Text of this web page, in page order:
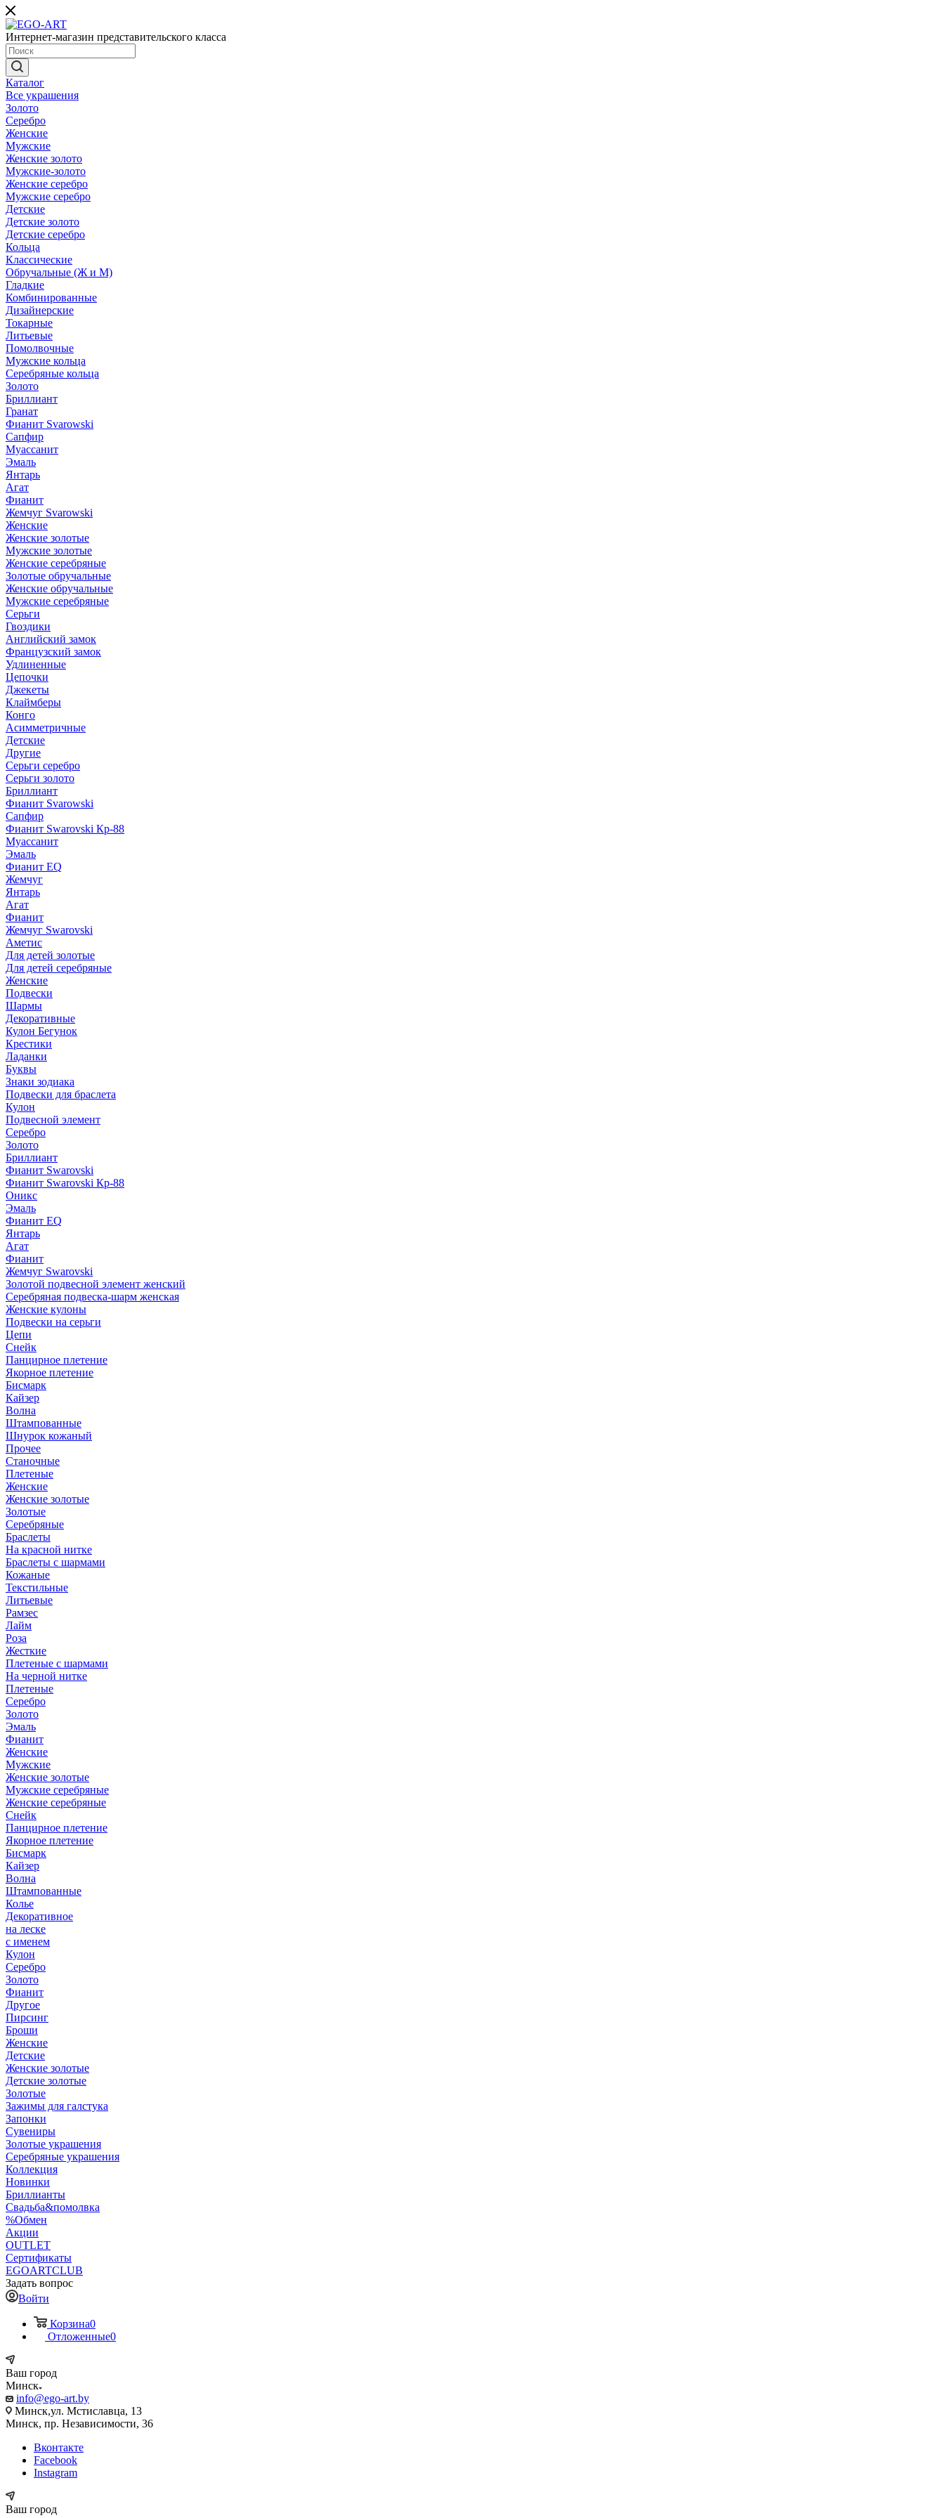
Интернет-магазин представительского класса
Каталог
Все украшения
Золото
Серебро
Женские
Мужские
Женские золото
Мужские-золото
Женские серебро
Мужские серебро
Детские
Детские золото
Детские серебро
Кольца
Классические
Обручальные (Ж и М)
Гладкие
Комбинированные
Дизайнерские
Токарные
Литьевые
Помолвочные
Мужские кольца
Серебряные кольца
Золото
Бриллиант
Гранат
Фианит Svarowski
Сапфир
Муассанит
Эмаль
Янтарь
Агат
Фианит
Жемчуг Svarowski
Женские
Женские золотые
Мужские золотые
Женские серебряные
Золотые обручальные
Женские обручальные
Мужские серебряные
Серьги
Гвоздики
Английский замок
Французский замок
Удлиненные
Цепочки
Джекеты
Клаймберы
Конго
Асимметричные
Детские
Другие
Серьги серебро
Серьги золото
Бриллиант
Фианит Svarowski
Сапфир
Фианит Swarovski Кр-88
Муассанит
Эмаль
Фианит EQ
Жемчуг
Янтарь
Агат
Фианит
Жемчуг Swarovski
Аметис
Для детей золотые
Для детей серебряные
Женские
Подвески
Шармы
Декоративные
Кулон Бегунок
Крестики
Ладанки
Буквы
Знаки зодиака
Подвески для браслета
Кулон
Подвесной элемент
Серебро
Золото
Бриллиант
Фианит Swarovski
Фианит Swarovski Кр-88
Оникс
Эмаль
Фианит EQ
Янтарь
Агат
Фианит
Жемчуг Swarovski
Золотой подвесной элемент женcкий
Серебряная подвеска-шарм женская
Женские кулоны
Подвески на серьги
Цепи
Снейк
Панцирное плетение
Якорное плетение
Бисмарк
Кайзер
Волна
Штампованные
Шнурок кожаный
Прочее
Станочные
Плетеные
Женские
Женские золотые
Золотые
Серебряные
Браслеты
На красной нитке
Браслеты с шармами
Кожаные
Текстильные
Литьевые
Рамзес
Лайм
Роза
Жесткие
Плетеные с шармами
На черной нитке
Плетеные
Серебро
Золото
Эмаль
Фианит
Женские
Мужские
Женские золотые
Мужские серебряные
Женские серебряные
Снейк
Панцирное плетение
Якорное плетение
Бисмарк
Кайзер
Волна
Штампованные
Колье
Декоративное
на леске
с именем
Кулон
Серебро
Золото
Фианит
Другое
Пирсинг
Броши
Женские
Детские
Женские золотые
Детские золотые
Золотые
Зажимы для галстука
Запонки
Сувениры
Золотые украшения
Серебряные украшения
Коллекция
Новинки
Бриллианты
Свадьба&помолвка
%Обмен
Акции
OUTLET
Сертификаты
EGOARTCLUB
Задать вопрос
Войти
Корзина0
Отложенные0
Ваш город
Минск
info@ego-art.by
Минск,ул. Мстиславца, 13
Минск, пр. Независимости, 36
Вконтакте
Facebook
Instagram
Ваш город